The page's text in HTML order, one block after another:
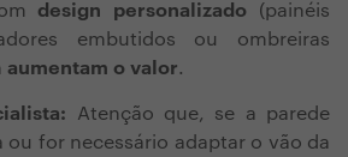
design personalizado (painéis
embutidos ou ombreiras
aumentam o valor.
Atenção que, se a parede
ou for necessário adaptar o vão da